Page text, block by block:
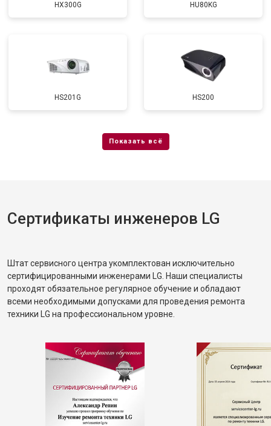
HX300G HU80KG
HS201G HS200
Сертификаты инженеров LG
Штат сервисного центра укомплектован исключительно
сертифицированными инженерами LG. Наши специалисты
проходят обязательное регулярное обучение и обладают
всеми необходимыми допусками для проведения ремонта
техники LG на профессиональном уровне.